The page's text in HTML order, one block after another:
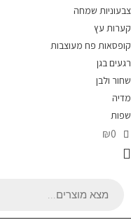
צבעוניות שמחה
קערות עץ
קופסאות פח מעוצבות
רגעים בגן
שחור ולבן
מדיה
שפות
₪0
search